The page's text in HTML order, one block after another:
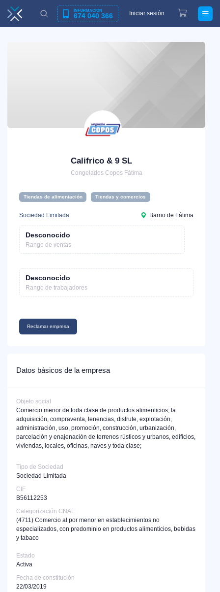
INFORMACIÓN
674 040 366 Iniciar sesión
Califrico & 9 SL
Congelados Copos Fátima
Tiendas de alimentación Tiendas y comercios
Sociedad Limitada Barrio de Fátima
Desconocido
Rango de ventas
Desconocido
Rango de trabajadores
Reclamar empresa
Datos básicos de la empresa
Objeto social
Comercio menor de toda clase de productos alimenticios; la
adquisición, compraventa, tenencias, disfrute, explotación,
administración, uso, promoción, construcción, urbanización,
parcelación y enajenación de terrenos rústicos y urbanos, edificios,
viviendas, locales, oficinas, naves y toda clase;
Tipo de Sociedad
Sociedad Limitada
CIF
B56112253
Categorización CNAE
(4711) Comercio al por menor en establecimientos no
especializados, con predominio en productos alimenticios, bebidas
y tabaco
Estado
Activa
Fecha de constitución
22/03/2019